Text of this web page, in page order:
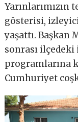
gösterisi,
yaşattı. Başkan
sonrası
programlarına
Cumhuriyet